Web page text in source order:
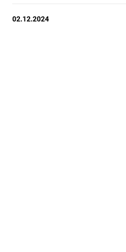
02.12.2024